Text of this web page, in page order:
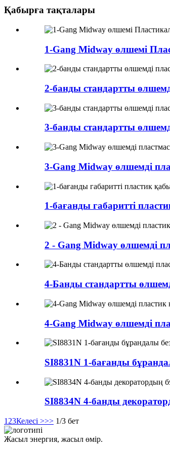
Қабырға тақталары
1-Gang Midway өлшемі
2-банды стандартты
3-банды стандартты
3-Gang Midway өлшемді
1-бағанды ​​габаритті
2 - Gang Midway өлшемді
4-Банды стандартты
4-Gang Midway өлшемді
SI8831N 1-бағанды
SI8834N 4-банды
1 23Келесі >>> 1/3 бет
Жасыл энергия, жасыл өмір.